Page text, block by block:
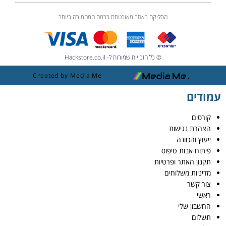
הסליקה באתר מאובטחת ברמה המחמירה ביותר
© כל הזכויות שמורות ל- Hackstore.co.il
Created by Media Me
עמודים
קורסים
הצהרת נגישות
ייעוץ והכוונה
פיתוח אבות טיפוס
תקנון האתר ופרטיות
מדיניות משלוחים
צור קשר
ראשי
החשבון שלי
תשלום